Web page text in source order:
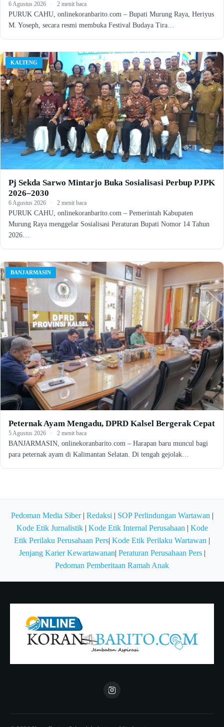
6 Agustus 2026 · 2 menit baca
PURUK CAHU, onlinekoranbarito.com – Bupati Murung Raya, Heriyus
M. Yoseph, secara resmi membuka Festival Budaya Tira…
KALTENG
Pj Sekda Sarwo Mintarjo Buka Sosialisasi Perbup PJPK
2026–2030
6 Agustus 2026 · 2 menit baca
PURUK CAHU, onlinekoranbarito.com – Pemerintah Kabupaten
Murung Raya menggelar Sosialisasi Peraturan Bupati Nomor 14 Tahun
2026…
BANJARMASIN
Peternak Ayam Mengadu, DPRD Kalsel Bergerak Cepat
5 Agustus 2026 · 2 menit baca
BANJARMASIN, onlinekoranbarito.com – Harapan baru muncul bagi
para peternak ayam di Kalimantan Selatan. Di tengah gejolak…
Pedoman Media Siber| Redaksi | SOP Perlindungan Wartawan |
Kode Etik Jurnalistik| Kode Etik Internal Perusahaan | Kode
Etik Perilaku Perusahaan Pers| Kode Etik Perilaku Wartawan |
Jenjang Karier Kewartawanan| Peraturan Perusahaan Pers|
Pedoman Pemberitaan Ramah Anak